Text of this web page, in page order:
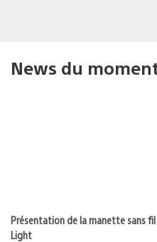
News du
Présentation de la manette sans
Light